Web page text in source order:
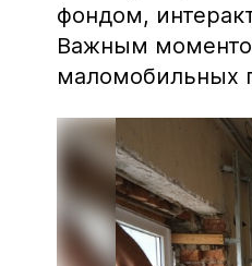
фондом,
Важным
маломобильных